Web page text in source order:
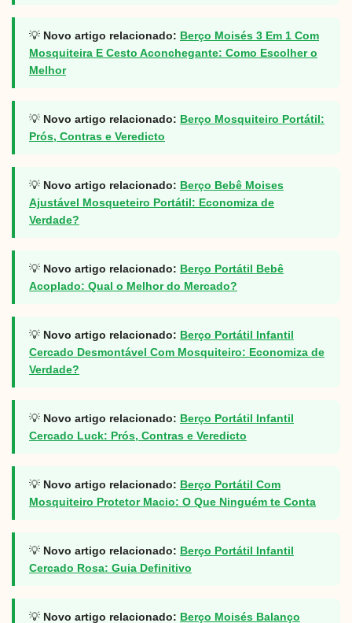
💡 Novo artigo relacionado: Berço Moisés 3 Em 1 Com
Mosquiteira E Cesto Aconchegante: Como Escolher o
Melhor
💡 Novo artigo relacionado: Berço Mosquiteiro Portátil:
Prós, Contras e Veredicto
💡 Novo artigo relacionado: Berço Bebê Moises
Ajustável Mosqueteiro Portátil: Economiza de
Verdade?
💡 Novo artigo relacionado: Berço Portátil Bebê
Acoplado: Qual o Melhor do Mercado?
💡 Novo artigo relacionado: Berço Portátil Infantil
Cercado Desmontável Com Mosquiteiro: Economiza de
Verdade?
💡 Novo artigo relacionado: Berço Portátil Infantil
Cercado Luck: Prós, Contras e Veredicto
💡 Novo artigo relacionado: Berço Portátil Com
Mosquiteiro Protetor Macio: O Que Ninguém te Conta
💡 Novo artigo relacionado: Berço Portátil Infantil
Cercado Rosa: Guia Definitivo
💡 Novo artigo relacionado: Berço Moisés Balanço